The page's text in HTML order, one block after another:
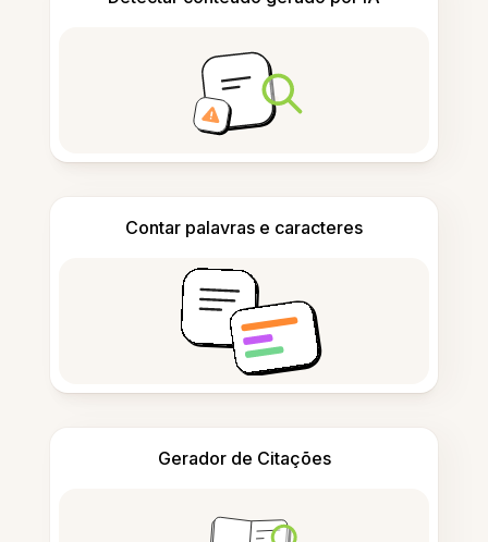
Contar palavras e caracteres
Gerador de Citações